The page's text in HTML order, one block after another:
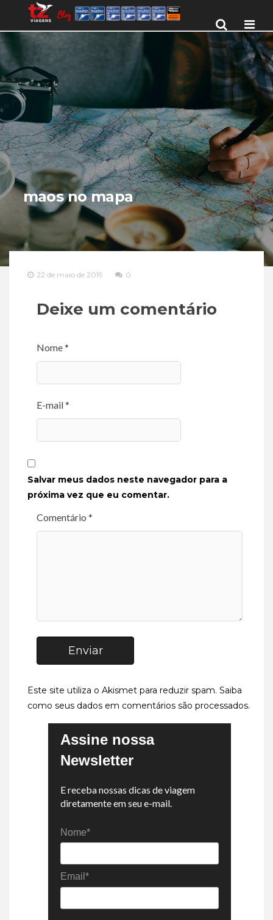
maos no mapa
22 de maio de 2019 0
Deixe um comentário
Nome *
E-mail *
Salvar meus dados neste navegador para a
próxima vez que eu comentar.
Comentário *
Enviar
Este site utiliza o Akismet para reduzir spam. Saiba
como seus dados em comentários são processados.
Assine nossa
Newsletter
E receba nossas dicas de viagem
diretamente em seu e-mail.
Nome*
Email*